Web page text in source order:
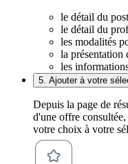
le détail du
le détail du
les modalités
la présentation
les
5. Ajouter à votre
Depuis la page de
d'une offre
votre choix à votre